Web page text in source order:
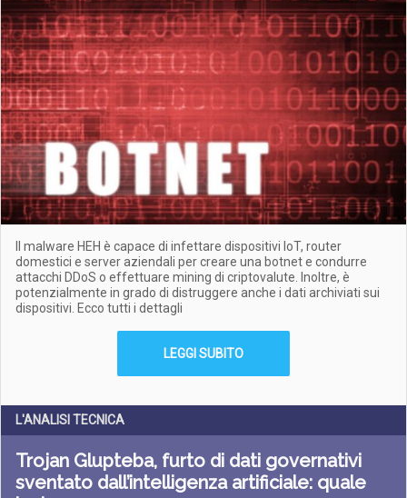
Il malware HEH è capace di infettare dispositivi IoT, router
domestici e server aziendali per creare una botnet e condurre
attacchi DDoS o effettuare mining di criptovalute. Inoltre, è
potenzialmente in grado di distruggere anche i dati archiviati sui
dispositivi. Ecco tutti i dettagli
LEGGI SUBITO
L'ANALISI TECNICA
Trojan Glupteba, furto di dati governativi
sventato dall’intelligenza artificiale: quale